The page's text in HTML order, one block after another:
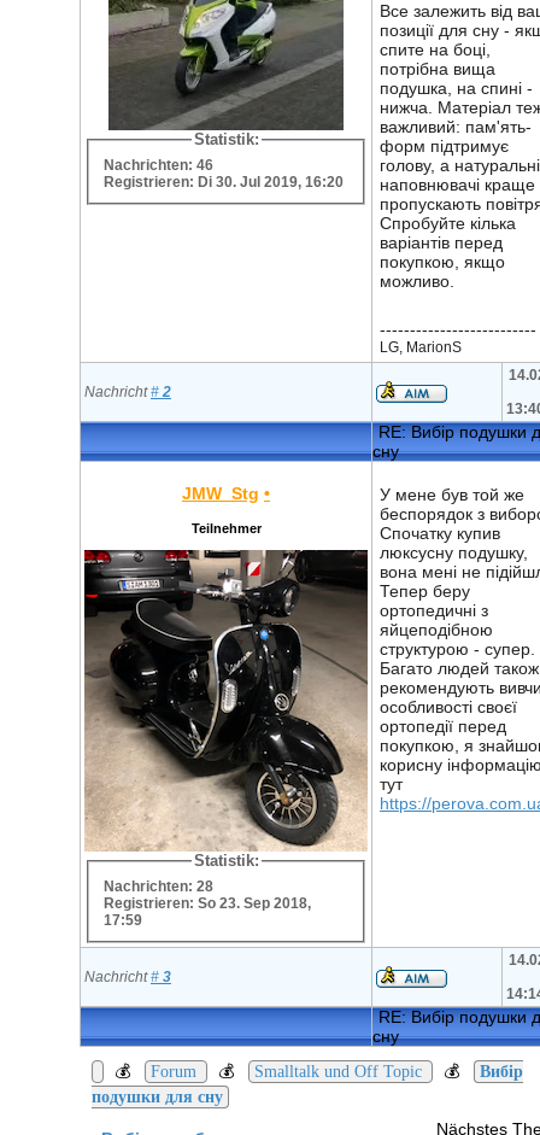
Statistik:
Nachrichten: 46
Registrieren: Di 30. Jul 2019, 16:20
Все залежить від
позиції для сну -
спите на боці,
потрібна вища
подушка, на спині -
нижча. Матеріал
важливий: пам'ять-
форм підтримує
голову, а натуральні
наповнювачі краще
пропускають
Спробуйте кілька
варіантів перед
покупкою, якщо
можливо.
--------------------------
LG, MarionS
Nachricht# 2
RE: Вибір подушки
сну
JMW_Stg •
Teilnehmer
Statistik:
Nachrichten: 28
Registrieren: So 23. Sep 2018,
17:59
У мене був той же
беспорядок з
Спочатку купив
люксусну подушку,
вона мені не
Тепер беру
ортопедичні з
яйцеподібною
структурою - супер.
Багато людей також
рекомендують
особливості своєї
ортопедії перед
покупкою, я
корисну
тут
https://
Nachricht# 3
RE: Вибір подушки
сну
💰
Forum 💰 Smalltalk und Off Topic 💰
Вибір
подушки для сну
Nächstes